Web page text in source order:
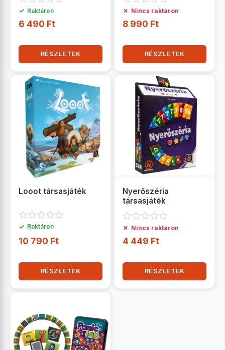
✓ Raktáron
6 490 Ft
RÉSZLETEK
✗ Nincs raktáron
8 990 Ft
RÉSZLETEK
Looot társasjáték
✓ Raktáron
10 790 Ft
RÉSZLETEK
Nyerőszéria
társasjáték
✗ Nincs raktáron
4 449 Ft
RÉSZLETEK